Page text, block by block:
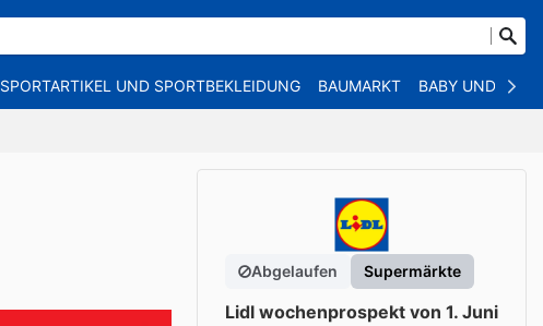
SPORTARTIKEL UND SPORTBEKLEIDUNG BAUMARKT BABY UND KIND
Abgelaufen Supermärkte
Lidl wochenprospekt von 1. Juni